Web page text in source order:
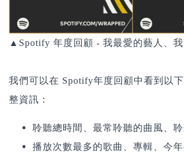
▲Spotify 年度回顧 - 我最愛的藝人、
我們可以在 Spotify年度回顧中看到以
整資訊：
聆聽總時間、最常聆聽的曲風、
播放次數最多的歌曲、專輯、今